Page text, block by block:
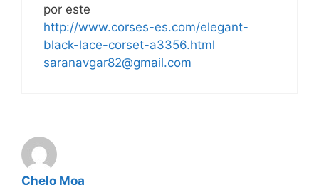
por este
http://www.corses-es.com/elegant-
black-lace-corset-a3356.html
saranavgar82@gmail.com
Chelo Moa